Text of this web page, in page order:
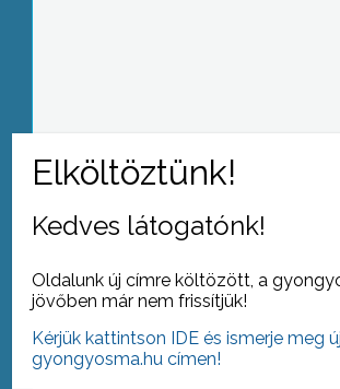
harmadik alkalommal hirdette
pályázatát, melyben az
legkiválóbb múzeumai ismét
versenybe szállhatnak a
Múzeum címért
Kedves látogatónk!
Oldalunk új címre költözött, a
jövőben már nem frissítjük!
Kérjük kattintson IDE és ismerje meg
gyongyosma.hu címen!